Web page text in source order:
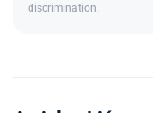
discrimination.